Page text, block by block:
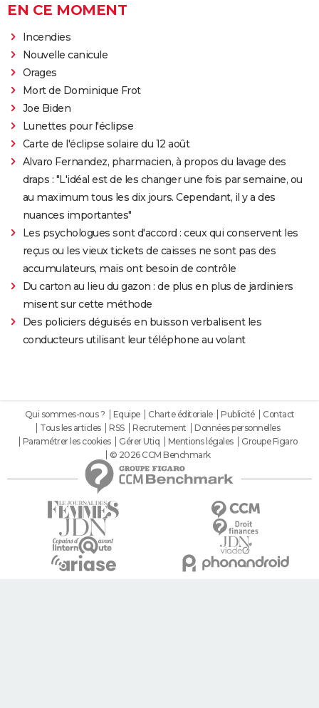
EN CE MOMENT
Incendies
Nouvelle canicule
Orages
Mort de Dominique Frot
Joe Biden
Lunettes pour l'éclipse
Carte de l'éclipse solaire du 12 août
Alvaro Fernandez, pharmacien, à propos du lavage des
draps : "L'idéal est de les changer une fois par semaine, ou
au maximum tous les dix jours. Cependant, il y a des
nuances importantes"
Les psychologues sont d'accord : ceux qui conservent les
reçus ou les vieux tickets de caisses ne sont pas des
accumulateurs, mais ont besoin de contrôle
Du carton au lieu du gazon : de plus en plus de jardiniers
misent sur cette méthode
Des policiers déguisés en buisson verbalisent les
conducteurs utilisant leur téléphone au volant
Qui sommes-nous ? Equipe Charte éditoriale Publicité
Contact
Tous les articles
RSS Recrutement
Données personnelles
Paramétrer les cookies
Gérer Utiq Mentions légales
Groupe Figaro
© 2026 CCM Benchmark